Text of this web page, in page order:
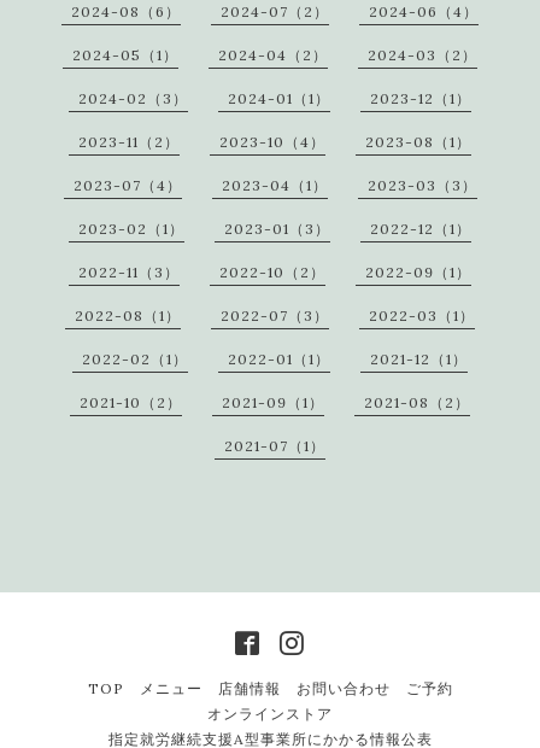
2024-08（6） 2024-07（2） 2024-06（4）
2024-05（1） 2024-04（2） 2024-03（2）
2024-02（3） 2024-01（1） 2023-12（1）
2023-11（2） 2023-10（4） 2023-08（1）
2023-07（4） 2023-04（1） 2023-03（3）
2023-02（1） 2023-01（3） 2022-12（1）
2022-11（3） 2022-10（2） 2022-09（1）
2022-08（1） 2022-07（3） 2022-03（1）
2022-02（1） 2022-01（1） 2021-12（1）
2021-10（2） 2021-09（1） 2021-08（2）
2021-07（1）
TOP メニュー 店舗情報 お問い合わせ
ご予約
オンラインストア
指定就労継続支援A型事業所にかかる情報公表